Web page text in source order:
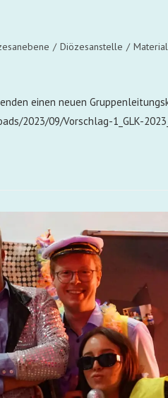
/ Diözesanstelle / Material
einen neuen
2023/09/Vorschlag-1_GLK-